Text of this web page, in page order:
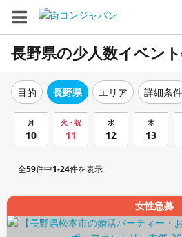
長野県の少人数イベン
目的 長野県 エリア 詳細条件
月
10
火・祝
11
水
12
木
13
全59件中1-24件を表示
女性急募